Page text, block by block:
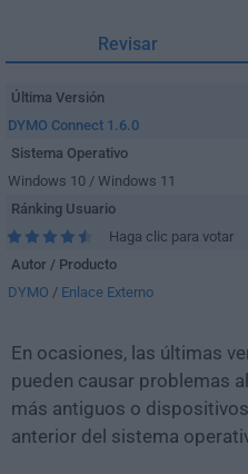
Revisar
Última Versión
DYMO Connect 1.6.0
Sistema Operativo
Windows 10 / Windows 11
Ránking Usuario
Haga clic para votar
Autor / Producto
DYMO / Enlace Externo
En ocasiones, las últimas
pueden causar problemas
más antiguos o
anterior del sistema